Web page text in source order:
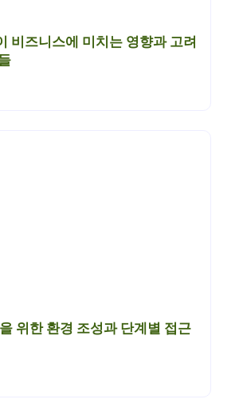
비즈니스에 미치는 영향과 고려
위한 환경 조성과 단계별 접근